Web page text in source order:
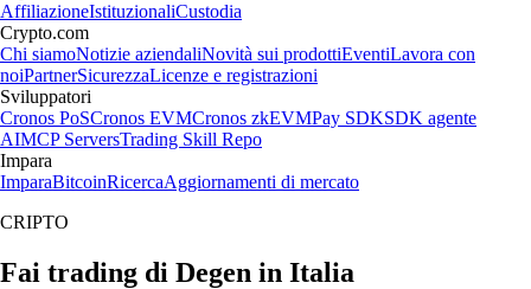
AffiliazioneIstituzionaliCustodia
Crypto.com
Chi siamoNotizie aziendaliNovità sui prodottiEventiLavora con
noiPartnerSicurezzaLicenze e registrazioni
Sviluppatori
Cronos PoSCronos EVMCronos zkEVMPay SDKSDK agente
AIMCP ServersTrading Skill Repo
Impara
ImparaBitcoinRicercaAggiornamenti di mercato
CRIPTO
Fai trading di Degen in Italia